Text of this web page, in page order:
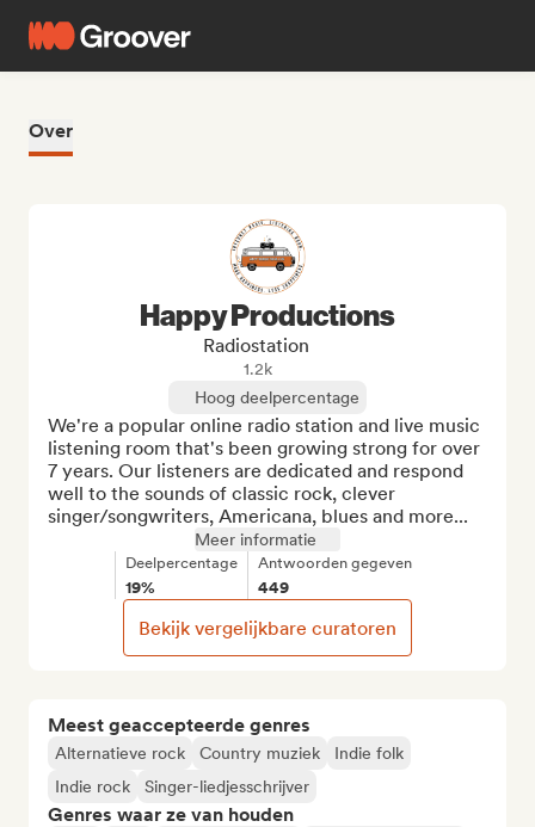
Over
Meest geaccepteerde genres
Alternatieve rock Country muziek
Indie folk
Indie rock
Singer-liedjesschrijver
Genres waar ze van houden
Happy Productions
Radiostation
1.2k
Hoog deelpercentage
We're a popular online radio station and live music
listening room that's been growing strong for over
7 years. Our listeners are dedicated and respond
well to the sounds of classic rock, clever
singer/songwriters, Americana, blues and more...
Meer informatie
Deelpercentage
19%
Antwoorden gegeven
449
Bekijk vergelijkbare curatoren